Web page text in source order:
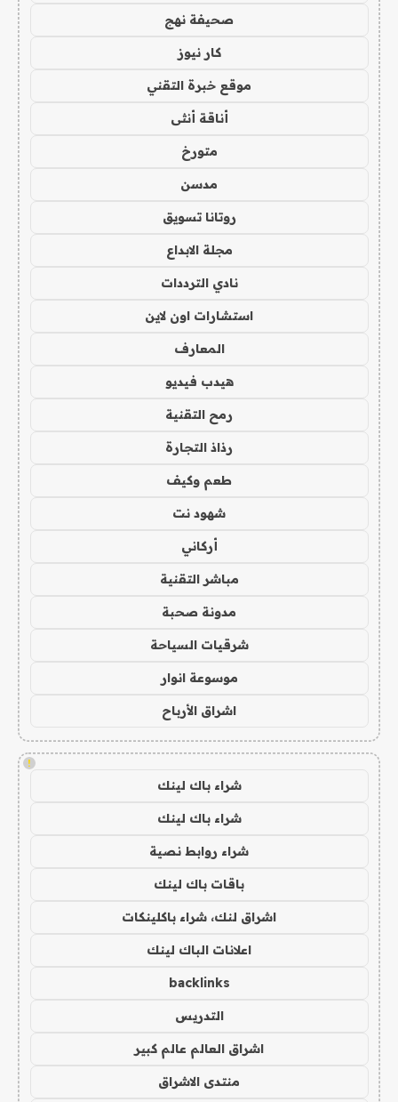
صحيفة نهج
كار نيوز
موقع خبرة التقني
أناقة أنثى
متورخ
مدسن
روتانا تسويق
مجلة الابداع
نادي الترددات
استشارات اون لاين
المعارف
هيدب فيديو
رمح التقنية
رذاذ التجارة
طعم وكيف
شهود نت
أركاني
مباشر التقنية
مدونة صحبة
شرقيات السياحة
موسوعة انوار
اشراق الأرباح
!
شراء باك لينك
شراء باك لينك
شراء روابط نصية
باقات باك لينك
اشراق لنك، شراء باكلينكات
اعلانات الباك لينك
backlinks
التدريس
اشراق العالم عالم كبير
منتدى الاشراق